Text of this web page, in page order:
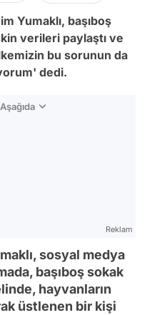
Yumaklı, başıboş
verileri paylaştı ve
bu sorunun da
dedi.
Reklam
sosyal medya
başıboş sokak
hayvanların
üstlenen bir kişi